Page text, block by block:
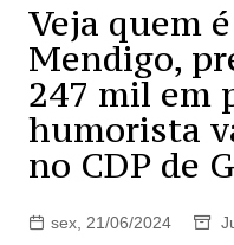
Veja quem
Mendigo,
247 mil em
humorista
no CDP de
sex, 21/06/2024